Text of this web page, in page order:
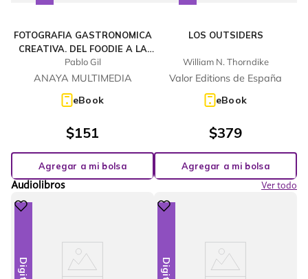
FOTOGRAFIA GASTRONOMICA
CREATIVA. DEL FOODIE A LA
ESTRELLA MICHELIN
Pablo Gil
ANAYA MULTIMEDIA
eBook
$151
Agregar a mi bolsa
LOS OUTSIDERS
William N. Thorndike
Valor Editions de España
eBook
$379
Agregar a mi bolsa
Audiolibros
Ver todo